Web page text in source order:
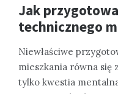
Jak
technicznego
Niewłaściwe
mieszkania równa się
tylko kwestia